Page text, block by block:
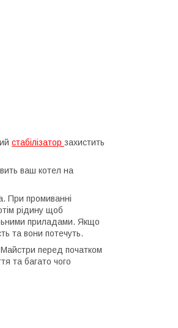
стабілізатор захистить
ваш котел на
При промиванні
рідину щоб
приладами. Якщо
та вони потечуть.
Майстри перед початком
та багато чого